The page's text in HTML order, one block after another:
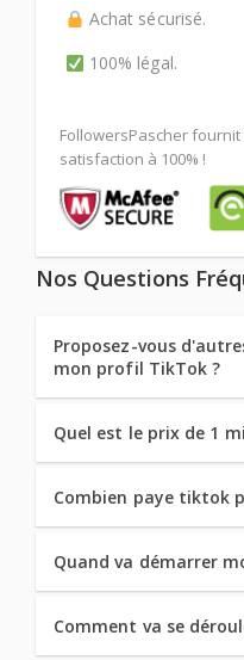
Achat sécurisé.
100% légal.
FollowersPascher
satisfaction à 100% !
Nos Questions
Proposez-vous
mon profil TikTok ?
Quel est le prix de 1
Combien paye tiktok
Quand va démarrer
Comment va se